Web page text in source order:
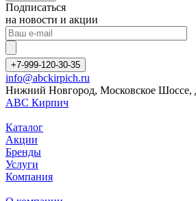
Подписаться
на новости и акции
+7-999-120-30-35
info@abckirpich.ru
Нижний Новгород, Московское Шоссе,
АВС Кирпич
Каталог
Акции
Бренды
Услуги
Компания